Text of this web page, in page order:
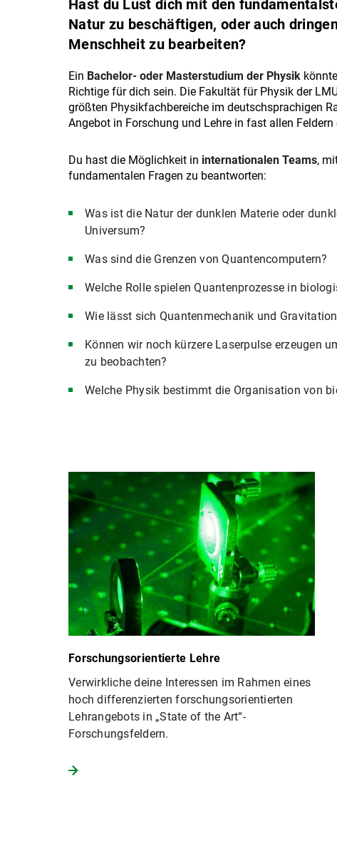
Hast du Lust dich mit den
Natur zu beschäftigen, oder auch
Menschheit zu bearbeiten?
Ein Bachelor- oder Masterstudium der Physik
Richtige für dich sein. Die Fakultät für Physik der
größten Physikfachbereiche im deutschsprachigen
Angebot in Forschung und Lehre in fast allen Feldern
Du hast die Möglichkeit in internationalen Teams,
fundamentalen Fragen zu beantworten:
Was ist die Natur der dunklen Materie oder
Universum?
Was sind die Grenzen von Quantencomputern?
Welche Rolle spielen Quantenprozesse in
Wie lässt sich Quantenmechanik und
Können wir noch kürzere Laserpulse erzeugen
zu beobachten?
Welche Physik bestimmt die Organisation von
Forschungsorientierte Lehre
Verwirkliche deine Interessen im Rahmen eines
hoch differenzierten forschungsorientierten
Lehrangebots in „State of the Art“-
Forschungsfeldern.